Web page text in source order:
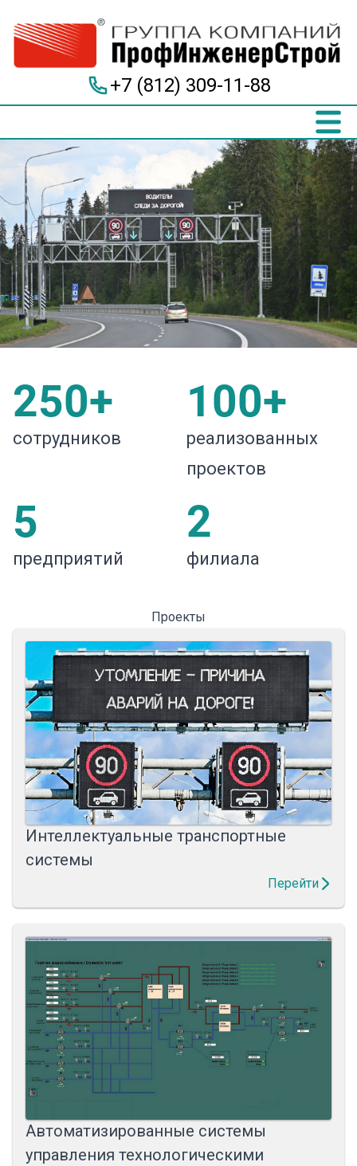
+7 (812) 309-11-88
250+
сотрудников
100+
реализованных
проектов
5
предприятий
2
филиала
Проекты
Интеллектуальные транспортные
системы
Перейти
Автоматизированные системы
управления технологическими